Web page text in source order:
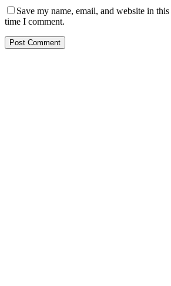
Save my name, email, and website in
time I comment.